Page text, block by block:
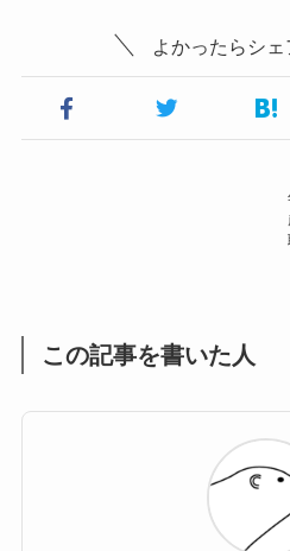
よかったらシェ
この記事を書いた人